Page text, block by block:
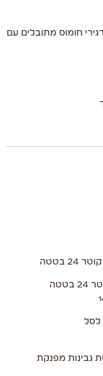
חומוס מתובלים עם
בטטה
לסל